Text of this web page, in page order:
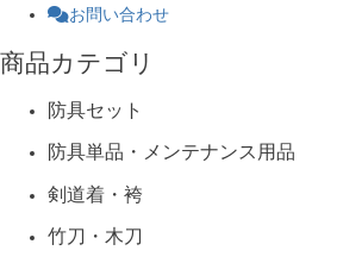
お問い合わせ
商品カテゴリ
防具セット
防具単品・メンテナンス用品
剣道着・袴
竹刀・木刀